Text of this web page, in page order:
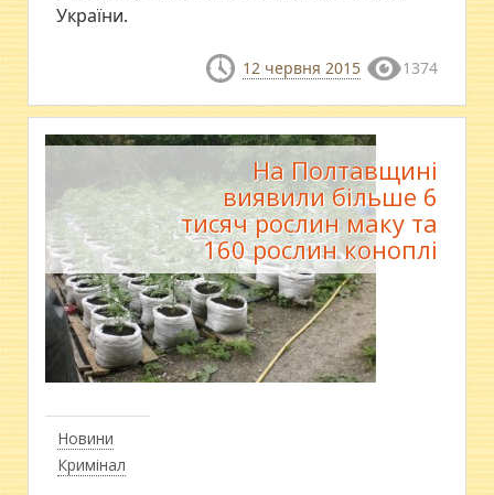
України.
12 червня 2015 1374
Новини
Кримінал
На Полтавщині
виявили більше 6
тисяч рослин маку та
160 рослин коноплі